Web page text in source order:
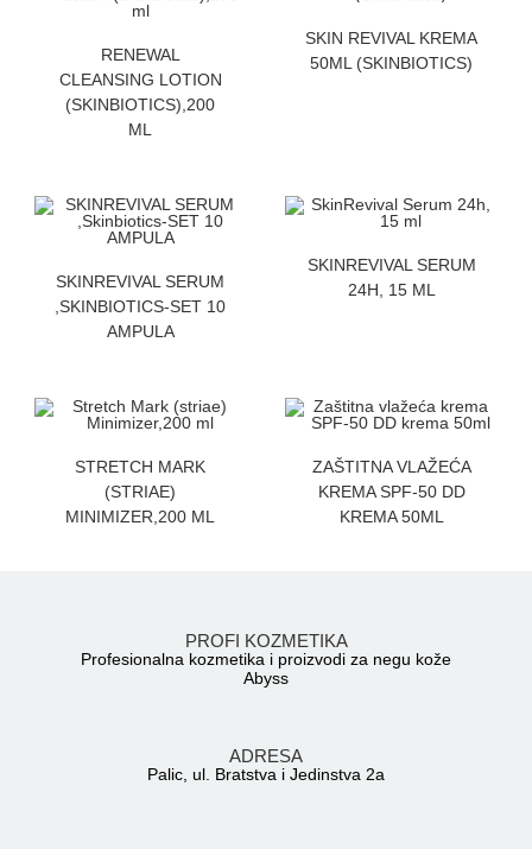
RENEWAL
CLEANSING LOTION
(SKINBIOTICS),200
ML
SKIN REVIVAL KREMA
50ML (SKINBIOTICS)
SKINREVIVAL SERUM
,SKINBIOTICS-SET 10
AMPULA
SKINREVIVAL SERUM
24H, 15 ML
STRETCH MARK
(STRIAE)
MINIMIZER,200 ML
ZATRAZITE CENU
ZAŠTITNA VLAŽEĆA
KREMA SPF-50 DD
KREMA 50ML
PROFI KOZMETIKA
Profesionalna kozmetika i proizvodi za negu kože
Abyss
ADRESA
Palic, ul. Bratstva i Jedinstva 2a